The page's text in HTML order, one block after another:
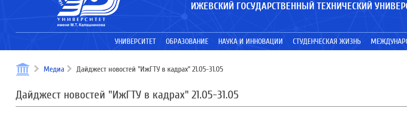
ИЖЕВСКИЙ ГОСУДАРСТВЕННЫЙ ТЕХНИЧЕСКИЙ
УНИВЕРСИТЕТ ОБРАЗОВАНИЕ НАУКА И ИННОВАЦИИ СТУДЕНЧЕСКАЯ ЖИЗНЬ
Медиа Дайджест новостей "ИжГТУ в кадрах" 21.05-31.05
Дайджест новостей "ИжГТУ в кадрах" 21.05-31.05